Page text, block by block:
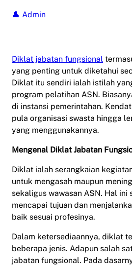
Admin
Diklat jabatan fungsional
yang penting untuk diketahui
Diklat itu sendiri ialah istilah
program pelatihan ASN.
di instansi pemerintahan.
pula organisasi swasta hingga
yang menggunakannya.
Mengenal Diklat Jabatan
Diklat ialah serangkaian
untuk mengasah maupun
sekaligus wawasan ASN. Hal ini
mencapai tujuan dan
baik sesuai profesinya.
Dalam ketersediaannya, diklat
beberapa jenis. Adapun salah
jabatan fungsional. Pada